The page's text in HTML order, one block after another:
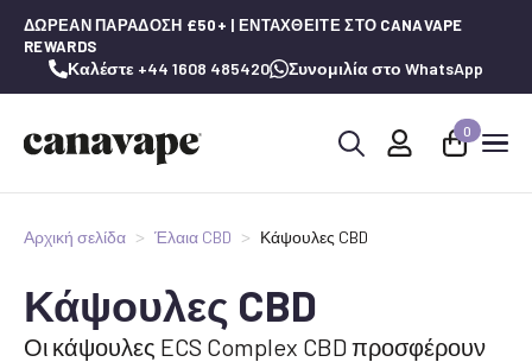
ΔΩΡΕΆΝ ΠΑΡΆΔΟΣΗ £50+ | ΕΝΤΑΧΘΕΊΤΕ ΣΤΟ CANAVAPE
REWARDS
Καλέστε +44 1608 485420 Συνομιλία στο WhatsApp
0
Αρχική σελίδα Έλαια CBD Κάψουλες CBD
Κάψουλες CBD
Οι κάψουλες ECS Complex CBD προσφέρουν